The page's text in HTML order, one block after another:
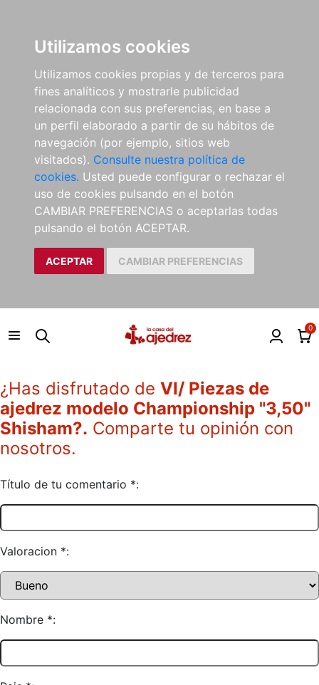
Utilizamos cookies
Utilizamos cookies propias y de terceros para
fines analíticos y mostrarle publicidad
relacionada con sus preferencias, en base a
un perfil elaborado a partir de su hábitos de
navegación (por ejemplo, sitios web
visitados). Consulte nuestra política de
cookies. Usted puede configurar o rechazar el
uso de cookies pulsando en el botón
CAMBIAR PREFERENCIAS o aceptarlas todas
pulsando el botón ACEPTAR.
ACEPTAR CAMBIAR PREFERENCIAS
0
¿Has disfrutado de VI/ Piezas de
ajedrez modelo Championship "3,50"
Shisham?. Comparte tu opinión con
nosotros.
Título de tu comentario *:
Valoracion *:
Nombre *: